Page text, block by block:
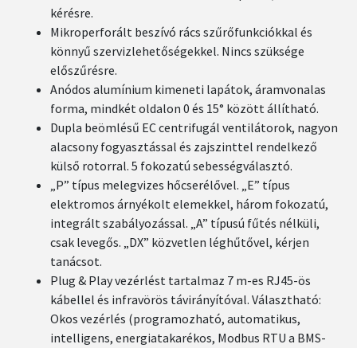
kérésre.
Mikroperforált beszívó rács szűrőfunkciókkal és
könnyű szervizlehetőségekkel. Nincs szüksége
előszűrésre.
Anódos alumínium kimeneti lapátok, áramvonalas
forma, mindkét oldalon 0 és 15° között állítható.
Dupla beömlésű EC centrifugál ventilátorok, nagyon
alacsony fogyasztással és zajszinttel rendelkező
külső rotorral. 5 fokozatú sebességválasztó.
„P” típus melegvizes hőcserélővel. „E” típus
elektromos árnyékolt elemekkel, három fokozatú,
integrált szabályozással. „A” típusú fűtés nélküli,
csak levegős. „DX” közvetlen léghűtővel, kérjen
tanácsot.
Plug & Play vezérlést tartalmaz 7 m-es RJ45-ös
kábellel és infravörös távirányítóval. Választható:
Okos vezérlés (programozható, automatikus,
intelligens, energiatakarékos, Modbus RTU a BMS-